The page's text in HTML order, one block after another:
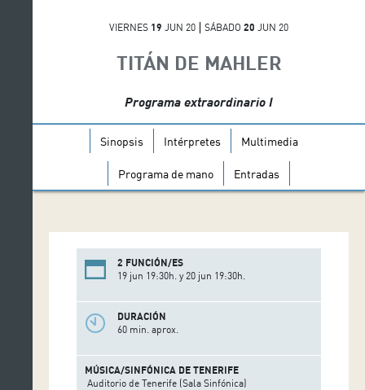
VIERNES 19 JUN 20 SÁBADO 20 JUN 20
TITÁN DE MAHLER
Programa extraordinario I
Sinopsis Intérpretes Multimedia
Programa de mano Entradas
2 FUNCIÓN/ES
19 jun 19:30h. y 20 jun 19:30h.
DURACIÓN
60 min. aprox.
MÚSICA/SINFÓNICA DE TENERIFE
Auditorio de Tenerife (Sala Sinfónica)